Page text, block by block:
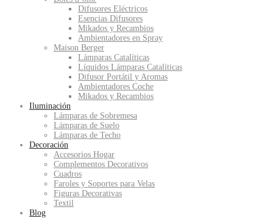
Difusores Eléctricos
Esencias Difusores
Mikados y Recambios
Ambientadores en Spray
Maison Berger
Lámparas Catalíticas
Líquidos Lámparas Catalíticas
Difusor Portátil y Aromas
Ambientadores Coche
Mikados y Recambios
Iluminación
Lámparas de Sobremesa
Lámparas de Suelo
Lámparas de Techo
Decoración
Accesorios Hogar
Complementos Decorativos
Cuadros
Faroles y Soportes para Velas
Figuras Decorativas
Textil
Blog